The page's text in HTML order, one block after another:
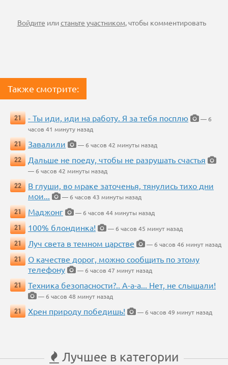
Войдите илистаньте участником, чтобы комментировать
Также смотрите:
21 - Ты иди, иди на работу. Я за тебя посплю
— 6
часов 41 минуту назад
21
Завалили
— 6 часов 42 минуты назад
22
Дальше не поеду, чтобы не разрушать счастья
— 6 часов 42 минуты назад
22
В глуши, во мраке заточенья, тянулись тихо дни
мои...
— 6 часов 43 минуты назад
21
Маджонг
— 6 часов 44 минуты назад
21
100% блондинка!
— 6 часов 45 минут назад
21
Луч света в темном царстве
— 6 часов 46 минут назад
21
О качестве дорог, можно сообщить по этому
телефону
— 6 часов 47 минут назад
21
Техника безопасности?.. А-а-а... Нет, не слышали!
— 6 часов 48 минут назад
21
Хрен природу победишь! — 6 часов 49 минут назад
Лучшее в категории